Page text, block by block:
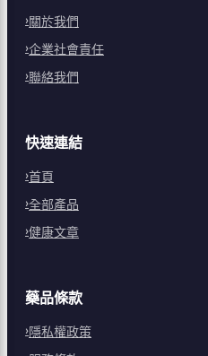
關於我們
企業社會責任
聯絡我們
快速連結
首頁
全部產品
健康文章
藥品條款
隱私權政策